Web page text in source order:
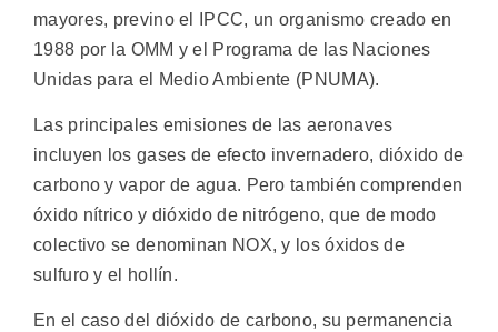
mayores, previno el IPCC, un organismo creado en
1988 por la OMM y el Programa de las Naciones
Unidas para el Medio Ambiente (PNUMA).
Las principales emisiones de las aeronaves
incluyen los gases de efecto invernadero, dióxido de
carbono y vapor de agua. Pero también comprenden
óxido nítrico y dióxido de nitrógeno, que de modo
colectivo se denominan NOX, y los óxidos de
sulfuro y el hollín.
En el caso del dióxido de carbono, su permanencia